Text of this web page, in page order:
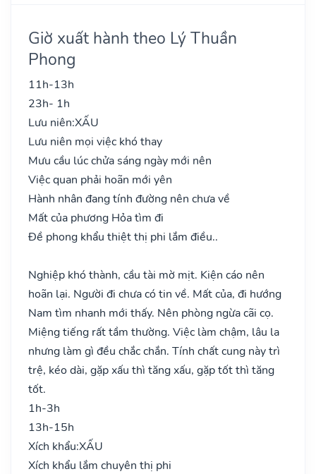
Giờ xuất hành theo Lý Thuần
Phong
11h-13h
23h- 1h
Lưu niên:XẤU
Lưu niên mọi việc khó thay
Mưu cầu lúc chửa sáng ngày mới nên
Việc quan phải hoãn mới yên
Hành nhân đang tính đường nên chưa về
Mất của phương Hỏa tìm đi
Đề phong khẩu thiệt thị phi lắm điều..
Nghiệp khó thành, cầu tài mờ mịt. Kiện cáo nên
hoãn lại. Người đi chưa có tin về. Mất của, đi hướng
Nam tìm nhanh mới thấy. Nên phòng ngừa cãi cọ.
Miệng tiếng rất tầm thường. Việc làm chậm, lâu la
nhưng làm gì đều chắc chắn. Tính chất cung này trì
trệ, kéo dài, gặp xấu thì tăng xấu, gặp tốt thì tăng
tốt.
1h-3h
13h-15h
Xích khẩu:XẤU
Xích khẩu lắm chuyên thị phi